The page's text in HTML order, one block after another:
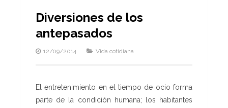
Diversiones de los
antepasados
12/09/2014 Vida cotidiana
El entretenimiento en el tiempo de ocio forma
parte de la condición humana; los habitantes